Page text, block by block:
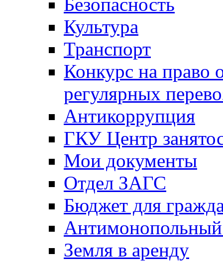
Культура
Транспорт
Конкурс на право
регулярных
Антикоррупция
ГКУ Центр
Мои документы
Отдел ЗАГС
Бюджет для
Антимонопольный
Земля в аренду